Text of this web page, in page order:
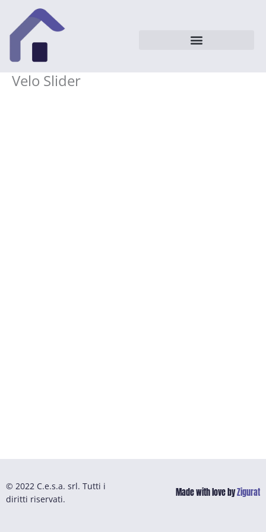
contenuto
Velo Slider
© 2022 C.e.s.a. srl. Tutti i
diritti riservati.
Made with love byZigurat